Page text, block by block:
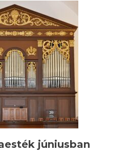
ilyen
közösséghez
tartozni…”
Családi
nap
Nagytemplomi
gyülekezetben
júniusban